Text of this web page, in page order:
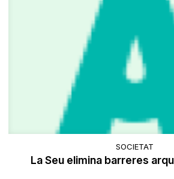
SOCIETAT
La Seu elimina barreres